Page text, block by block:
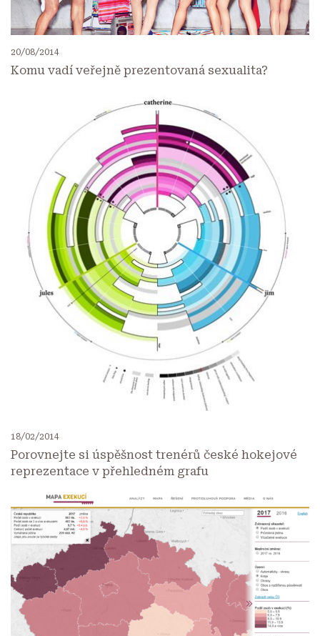
20/08/2014
Komu vadí veřejně prezentovaná sexualita?
18/02/2014
Porovnejte si úspěšnost trenérů české hokejové
reprezentace v přehledném grafu